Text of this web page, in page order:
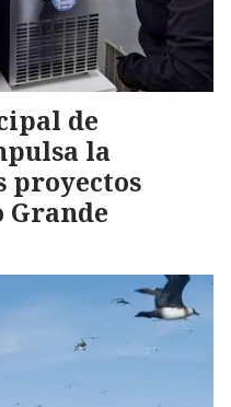
de
la
proyectos
Grande